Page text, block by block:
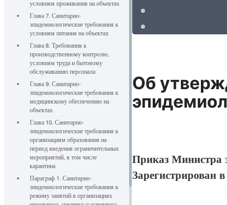
условиям проживания на объектах
Глава 7. Санитарно-
эпидемиологические требования к
условиям питания на объектах
Глава 8. Требования к
производственному контролю,
условиям труда и бытовому
обслуживанию персонала
Глава 9. Санитарно-
эпидемиологические требования к
медицинскому обеспечению на
объектах
Глава 10. Санитарно-
эпидемиологические требования к
организациям образования на
период введения ограничительных
мероприятий, в том числе
карантина
Параграф 1. Санитарно-
эпидемиологические требования к
режиму занятий в организациях
Об
Приказ Министра
Зарегистрирован